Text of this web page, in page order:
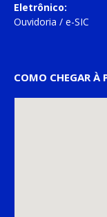
Eletrônico:
Ouvidoria / e-SIC
COMO CHEGAR À